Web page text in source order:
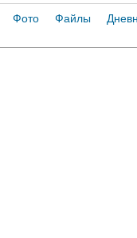
Фото Файлы